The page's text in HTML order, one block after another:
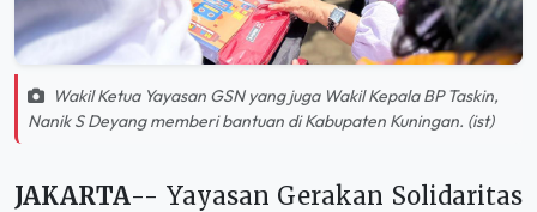
Wakil Ketua Yayasan GSN yang juga Wakil Kepala BP Taskin,
Nanik S Deyang memberi bantuan di Kabupaten Kuningan. (ist)
JAKARTA-- Yayasan Gerakan Solidaritas